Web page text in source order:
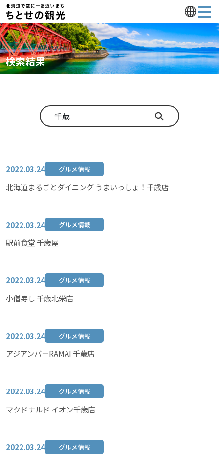
検索結果
2022.03.24 グルメ情報
北海道まるごとダイニング うまいっしょ！千歳店
2022.03.24 グルメ情報
駅前食堂 千歳屋
2022.03.24 グルメ情報
小僧寿し 千歳北栄店
2022.03.24 グルメ情報
アジアンバーRAMAI 千歳店
2022.03.24 グルメ情報
マクドナルド イオン千歳店
2022.03.24 グルメ情報